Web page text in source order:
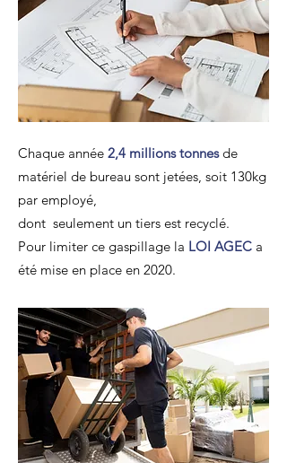
Chaque année 2,4 millions tonnesde
matériel de bureau sont jetées, soit 130kg
par employé,
dont seulement un tiers est recyclé.
Pour limiter ce gaspillage la LOI AGEC a
été mise en place en 2020.